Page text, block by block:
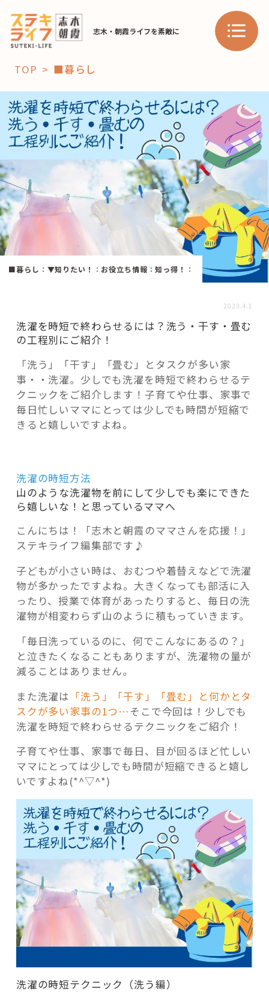
志木・朝霞ライフを素敵に
「コト」
子育て
暮らし
おすすめ
スポット 学び・教育
「場」
HAREL HAREL
活用事例
「モノ」
fleXe リノベ事例
「ひと」
コーディネーター紹介
これからの暮らし 住み替え相談
記事検索
TOP ■暮らし
■暮らし ： ▼知りたい！ ： お役立ち情報 ：知っ得！ ：
2023.4.1
洗濯を時短で終わらせるには？洗う・干す・畳む
の工程別にご紹介！
「洗う」「干す」「畳む」とタスクが多い家
事・・洗濯。少しでも洗濯を時短で終わらせるテ
クニックをご紹介します！子育てや仕事、家事で
毎日忙しいママにとっては少しでも時間が短縮で
きると嬉しいですよね。
洗濯の時短方法
山のような洗濯物を前にして少しでも楽にできた
ら嬉しいな！と思っているママへ
こんにちは！「志木と朝霞のママさんを応援！」
ステキライフ編集部です♪
子どもが小さい時は、おむつや着替えなどで洗濯
物が多かったですよね。大きくなっても部活に入
ったり、授業で体育があったりすると、毎日の洗
濯物が相変わらず山のように積もっていきます。
「毎日洗っているのに、何でこんなにあるの？」
と泣きたくなることもありますが、洗濯物の量が
減ることはありません。
また洗濯は 「洗う」「干す」「畳む」と何かとタ
スクが多い家事の1つ…そこで今回は！少しでも
洗濯を時短で終わらせるテクニックをご紹介！
子育てや仕事、家事で毎日、目が回るほど忙しい
ママにとっては少しでも時間が短縮できると嬉し
いですよね(*^▽^*)
洗濯の時短テクニック（洗う編）